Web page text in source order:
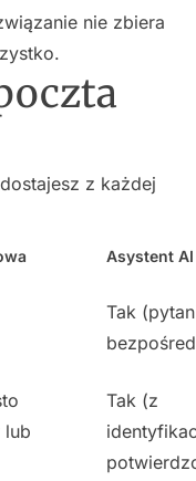
nie zbiera
z każdej
Asystent AI
Tak
lub
Tak (z